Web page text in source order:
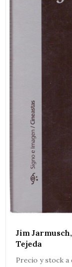
Jim
Tejeda
Precio y stock a